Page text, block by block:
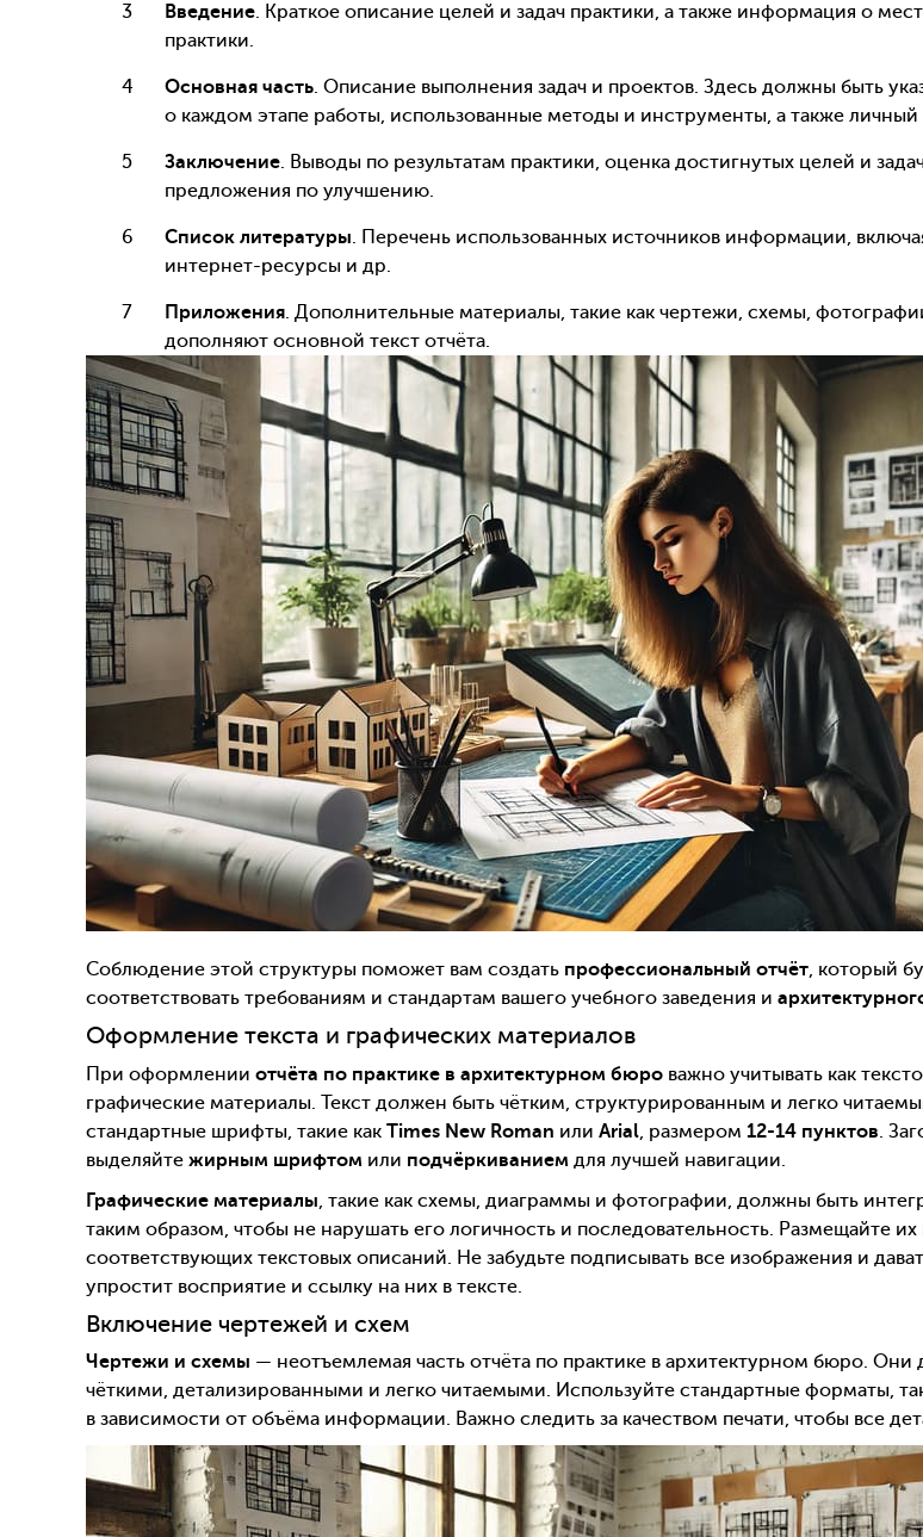
Введение. Краткое описание целей и задач практики, а также информация о
практики.
Основная часть. Описание выполнения задач и проектов. Здесь должны быть
о каждом этапе работы, использованные методы и инструменты, а также личный
Заключение. Выводы по результатам практики, оценка достигнутых целей и
предложения по улучшению.
Список литературы. Перечень использованных источников информации,
интернет-ресурсы и др.
Приложения. Дополнительные материалы, такие как чертежи, схемы,
дополняют основной текст отчёта.
Соблюдение этой структуры поможет вам создать профессиональный отчёт, который
соответствовать требованиям и стандартам вашего учебного заведения и
Оформление текста и графических материалов
При оформлении отчёта по практике в архитектурном бюро важно учитывать как
графические материалы. Текст должен быть чётким, структурированным и легко
стандартные шрифты, такие как Times New Roman или Arial, размером 12-14 пунктов.
выделяйте жирным шрифтом или подчёркиванием для лучшей навигации.
Графические материалы, такие как схемы, диаграммы и фотографии, должны быть
таким образом, чтобы не нарушать его логичность и последовательность. Размещайте их
соответствующих текстовых описаний. Не забудьте подписывать все изображения и
упростит восприятие и ссылку на них в тексте.
Включение чертежей и схем
Чертежи и схемы — неотъемлемая часть отчёта по практике в архитектурном бюро.
чёткими, детализированными и легко читаемыми. Используйте стандартные форматы,
в зависимости от объёма информации. Важно следить за качеством печати, чтобы все